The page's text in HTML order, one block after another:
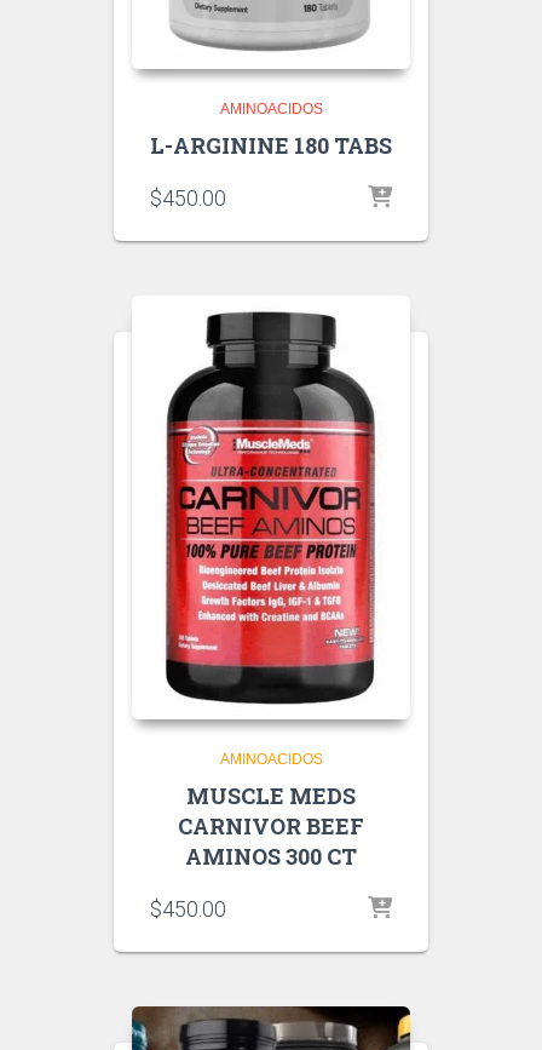
AMINOACIDOS
L-ARGININE 180 TABS
$450.00
AMINOACIDOS
MUSCLE MEDS
CARNIVOR BEEF
AMINOS 300 CT
$450.00